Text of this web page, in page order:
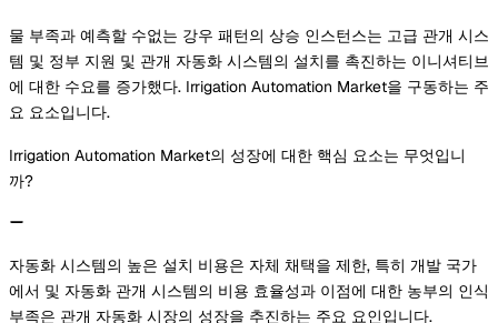
물 부족과 예측할 수없는 강우 패턴의 상승 인스턴스는 고급 관개 시스
템 및 정부 지원 및 관개 자동화 시스템의 설치를 촉진하는 이니셔티브
에 대한 수요를 증가했다. Irrigation Automation Market을 구동하는 주
요 요소입니다.
Irrigation Automation Market의 성장에 대한 핵심 요소는 무엇입니
까?
자동화 시스템의 높은 설치 비용은 자체 채택을 제한, 특히 개발 국가
에서 및 자동화 관개 시스템의 비용 효율성과 이점에 대한 농부의 인식
부족은 관개 자동화 시장의 성장을 추진하는 주요 요인입니다.